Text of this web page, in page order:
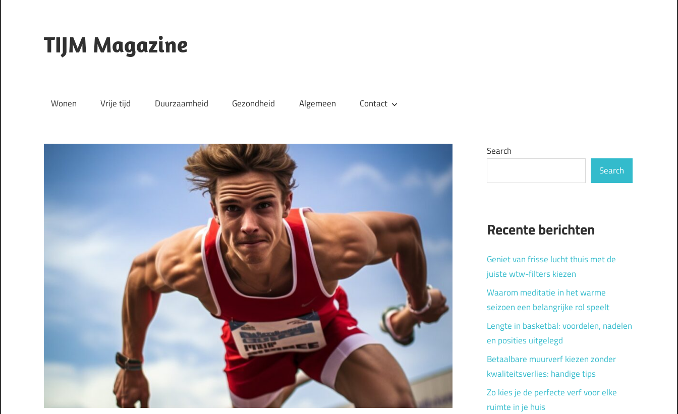
content
TIJM Magazine
Wonen Vrije tijd Duurzaamheid Gezondheid Algemeen Contact
Search
Search
Recente berichten
Geniet van frisse lucht thuis met de
juiste wtw-filters kiezen
Waarom meditatie in het warme
seizoen een belangrijke rol speelt
Lengte in basketbal: voordelen, nadelen
en posities uitgelegd
Betaalbare muurverf kiezen zonder
kwaliteitsverlies: handige tips
Zo kies je de perfecte verf voor elke
ruimte in je huis